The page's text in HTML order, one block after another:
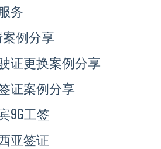
务
例分享
证更换案例分享
证案例分享
9G工签
亚签证